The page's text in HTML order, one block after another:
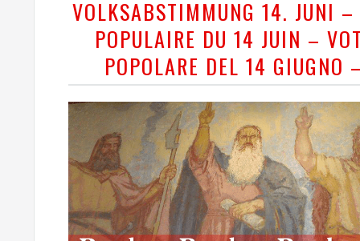
VOLKSABSTIMMUNG 14. JUNI –
POPULAIRE DU 14 JUIN –
POPOLARE DEL 14